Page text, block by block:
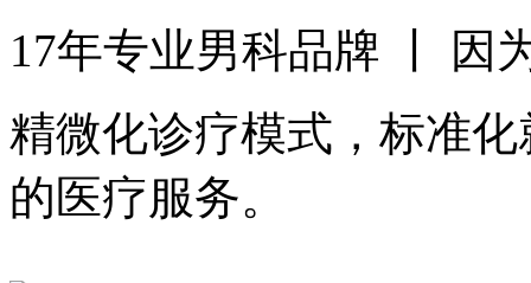
17年专业男科品牌 丨 因
精微化诊疗模式，标准
的医疗服务。